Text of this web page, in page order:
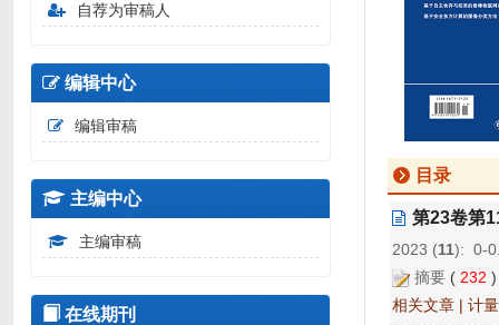
目录
第23卷第
2023 (11): 0-
摘要 ( 232
相关文章 | 计
自荐为审稿人
编辑中心
编辑审稿
主编中心
主编审稿
在线期刊